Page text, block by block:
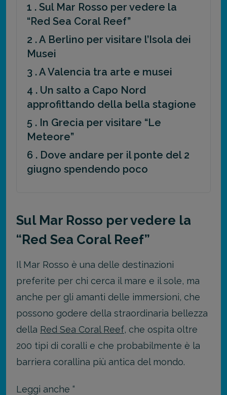
1 . Sul Mar Rosso per vedere la
“Red Sea Coral Reef”
2 . A Berlino per visitare l’Isola dei
Musei
3 . A Valencia tra arte e musei
4 . Un salto a Capo Nord
approfittando della bella stagione
5 . In Grecia per visitare “Le
Meteore”
6 . Dove andare per il ponte del 2
giugno spendendo poco
Sul Mar Rosso per vedere la
“Red Sea Coral Reef”
Il Mar Rosso è una delle destinazioni
preferite per chi cerca il mare e il sole, ma
anche per gli amanti delle immersioni, che
possono godere della straordinaria bellezza
della Red Sea Coral Reef, che ospita oltre
200 tipi di coralli e che probabilmente è la
barriera corallina più antica del mondo.
Leggi anche “